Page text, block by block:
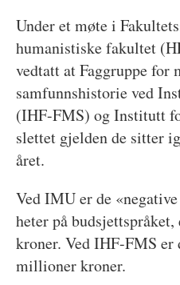
Under et møte i
humanistiske fakultet
vedtatt at Faggruppe for
samfunnshistorie ved
(IHF-FMS) og Institutt
slettet gjelden de sitter
året.
Ved IMU er de
heter på
kroner. Ved IHF-FMS er
millioner kroner.